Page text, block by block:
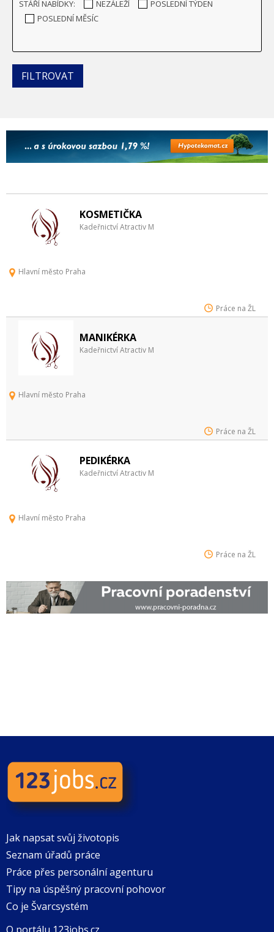
STÁŘÍ NABÍDKY: NEZÁLEŽÍ
POSLEDNÍ TÝDEN
POSLEDNÍ MĚSÍC
KOSMETIČKA
Kadeřnictví Atractiv M
Hlavní město Praha
Práce na ŽL
MANIKÉRKA
Kadeřnictví Atractiv M
Hlavní město Praha
Práce na ŽL
PEDIKÉRKA
Kadeřnictví Atractiv M
Hlavní město Praha
Práce na ŽL
Jak napsat svůj životopis
Seznam úřadů práce
Práce přes personální agenturu
Tipy na úspěšný pracovní pohovor
Co je Švarcsystém